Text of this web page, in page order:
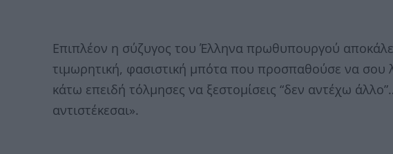
Επιπλέον η σύζυγος του Έλληνα πρωθυπουργού
τιμωρητική, φασιστική μπότα που προσπαθούσε να σου
κάτω επειδή τόλμησες να ξεστομίσεις “δεν αντέχω
αντιστέκεσαι».